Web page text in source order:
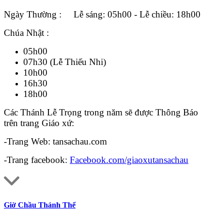
Ngày Thường : Lễ sáng: 05h00 - Lễ chiều: 18h00
Chúa Nhật :
05h00
07h30 (Lễ Thiếu Nhi)
10h00
16h30
18h00
Các Thánh Lễ Trọng trong năm sẽ được Thông Báo
trên trang Giáo xứ:
-Trang Web: tansachau.com
-Trang facebook: Facebook.com/giaoxutansachau
Giờ Chầu Thánh Thể